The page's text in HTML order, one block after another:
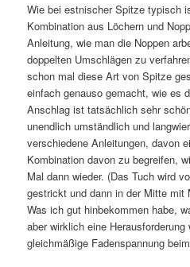
Wie bei estnischer Spitze typisch
Kombination aus Löchern und
Anleitung, wie man die Noppen
doppelten Umschlägen zu
schon mal diese Art von Spitze
einfach genauso gemacht, wie es
Anschlag ist tatsächlich sehr
unendlich umständlich und
verschiedene Anleitungen, davon
Kombination davon zu begreifen,
Mal dann wieder. (Das Tuch wird
gestrickt und dann in der Mitte mit
Was ich gut hinbekommen habe,
aber wirklich eine Herausforderung
gleichmäßige Fadenspannung